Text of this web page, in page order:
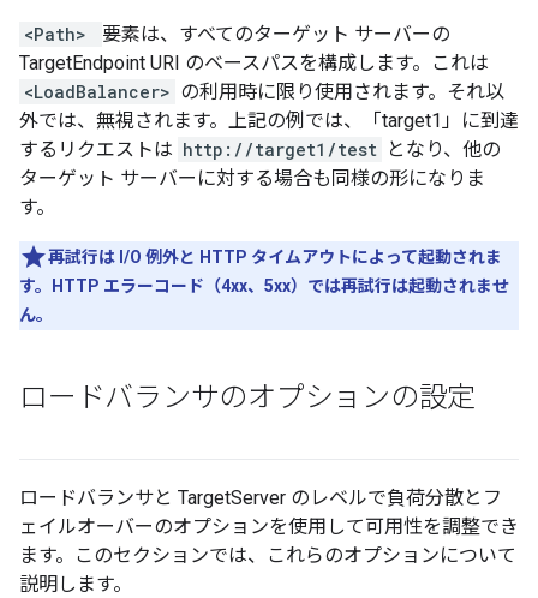
<Path>
要素は、すべてのターゲット サーバーの
TargetEndpoint URI のベースパスを構成します。これは
<LoadBalancer> の利用時に限り使用されます。それ以
外では、無視されます。上記の例では、「target1」に到達
するリクエストは http://target1/test となり、他の
ターゲット サーバーに対する場合も同様の形になりま
す。
再試行は I/O 例外と HTTP タイムアウトによって起動されま
す。HTTP エラーコード（4xx、5xx）では再試行は起動されませ
ん。
ロードバランサのオプションの設定
ロードバランサと TargetServer のレベルで負荷分散とフ
ェイルオーバーのオプションを使用して可用性を調整でき
ます。このセクションでは、これらのオプションについて
説明します。